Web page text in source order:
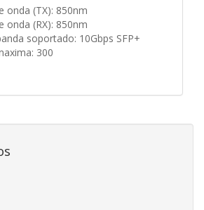
onda (TX): 850nm
onda (RX): 850nm
soportado: 10Gbps SFP+
300